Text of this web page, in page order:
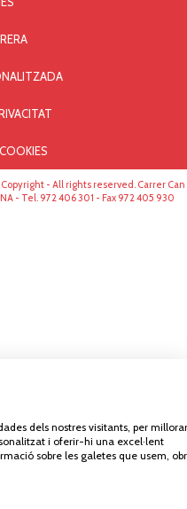
- All rights reserved. Carrer Can
- Tel. 972 406 301 - Fax 972 405 930
dels nostres visitants, per
i oferir-hi una excel·lent
sobre les galetes que usem,